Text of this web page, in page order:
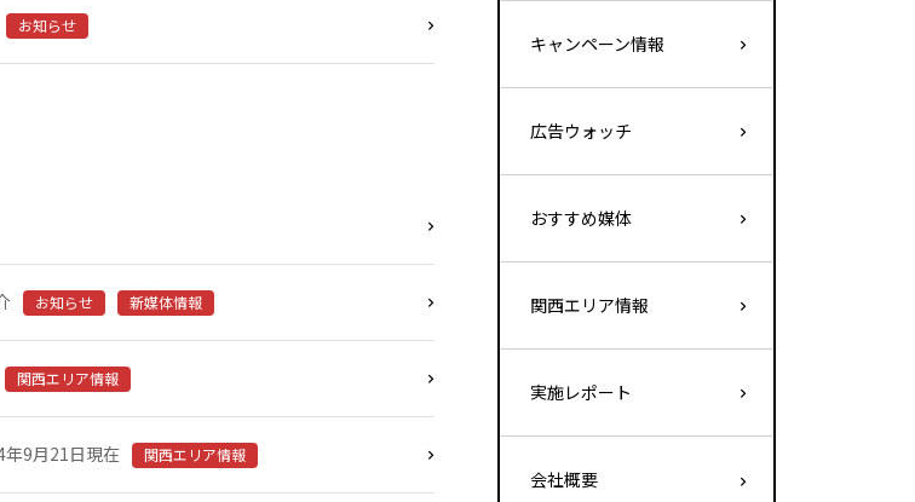
お知らせ
お知らせ 新媒体情報
関西エリア情報
9月21日現在 関西エリア情報
キャンペーン情報
広告ウォッチ
おすすめ媒体
関西エリア情報
実施レポート
会社概要